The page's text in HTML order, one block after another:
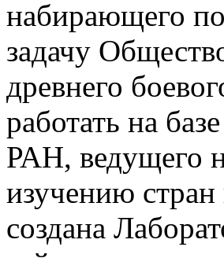
набирающего
задачу
древнего
работать на
РАН, ведущего
изучению стран
создана